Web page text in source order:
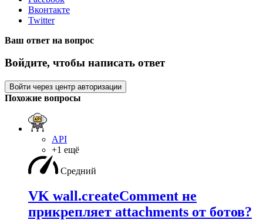
Вконтакте
Twitter
Ваш ответ на вопрос
Войдите, чтобы написать ответ
Войти через центр авторизации
Похожие вопросы
API
+1 ещё
Средний
VK wall.createComment не
прикрепляет attachments от ботов?